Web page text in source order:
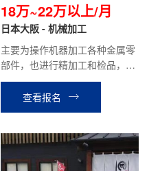
18万~22万以上/月
日本大阪 - 机械加工
主要为操作机器加工各种金属零
部件，也进行精加工和检品，小
件比较多。不要求机械加工经
验，但是最好有工厂工作经验。
查看报名